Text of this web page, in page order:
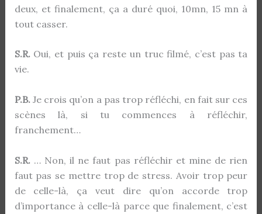
deux, et finalement, ça a duré quoi, 10mn, 15 mn à
tout casser.
S.R. Oui, et puis ça reste un truc filmé, c’est pas ta
vie.
P.B. Je crois qu’on a pas trop réfléchi, en fait sur ces
scènes là, si tu commences à réfléchir,
franchement…
S.R. … Non, il ne faut pas réfléchir et mine de rien
faut pas se mettre trop de stress. Avoir trop peur
de celle-là, ça veut dire qu’on accorde trop
d’importance à celle-là parce que finalement, c’est